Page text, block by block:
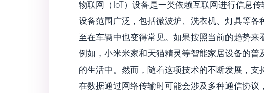
物联网（IoT）设备是一类依赖互联网进行信息
设备范围广泛，包括微波炉、洗衣机、灯具等
至在车辆中也变得常见。如果按照当前的趋势来
例如，小米米家和天猫精灵等智能家居设备的普
的生活中。然而，随着这项技术的不断发展，
在数据通过网络传输时可能会涉及多种通信协议